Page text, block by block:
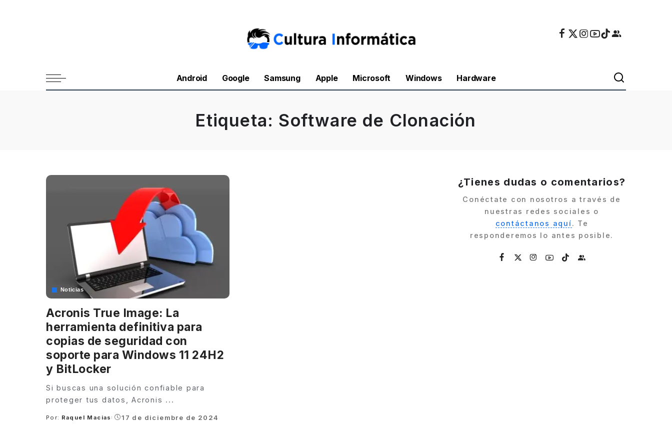
Android Google Samsung Apple Microsoft Windows Hardware
Etiqueta: Software de Clonación
Noticias
Acronis True Image: La
herramienta definitiva para
copias de seguridad con
soporte para Windows 11 24H2
y BitLocker
Si buscas una solución confiable para
proteger tus datos, Acronis ...
Posted
Por: Raquel Macias 17 de diciembre de 2024
¿Tienes dudas o comentarios?
Conéctate con nosotros a través de
nuestras redes sociales o
contáctanos aquí. Te
responderemos lo antes posible.